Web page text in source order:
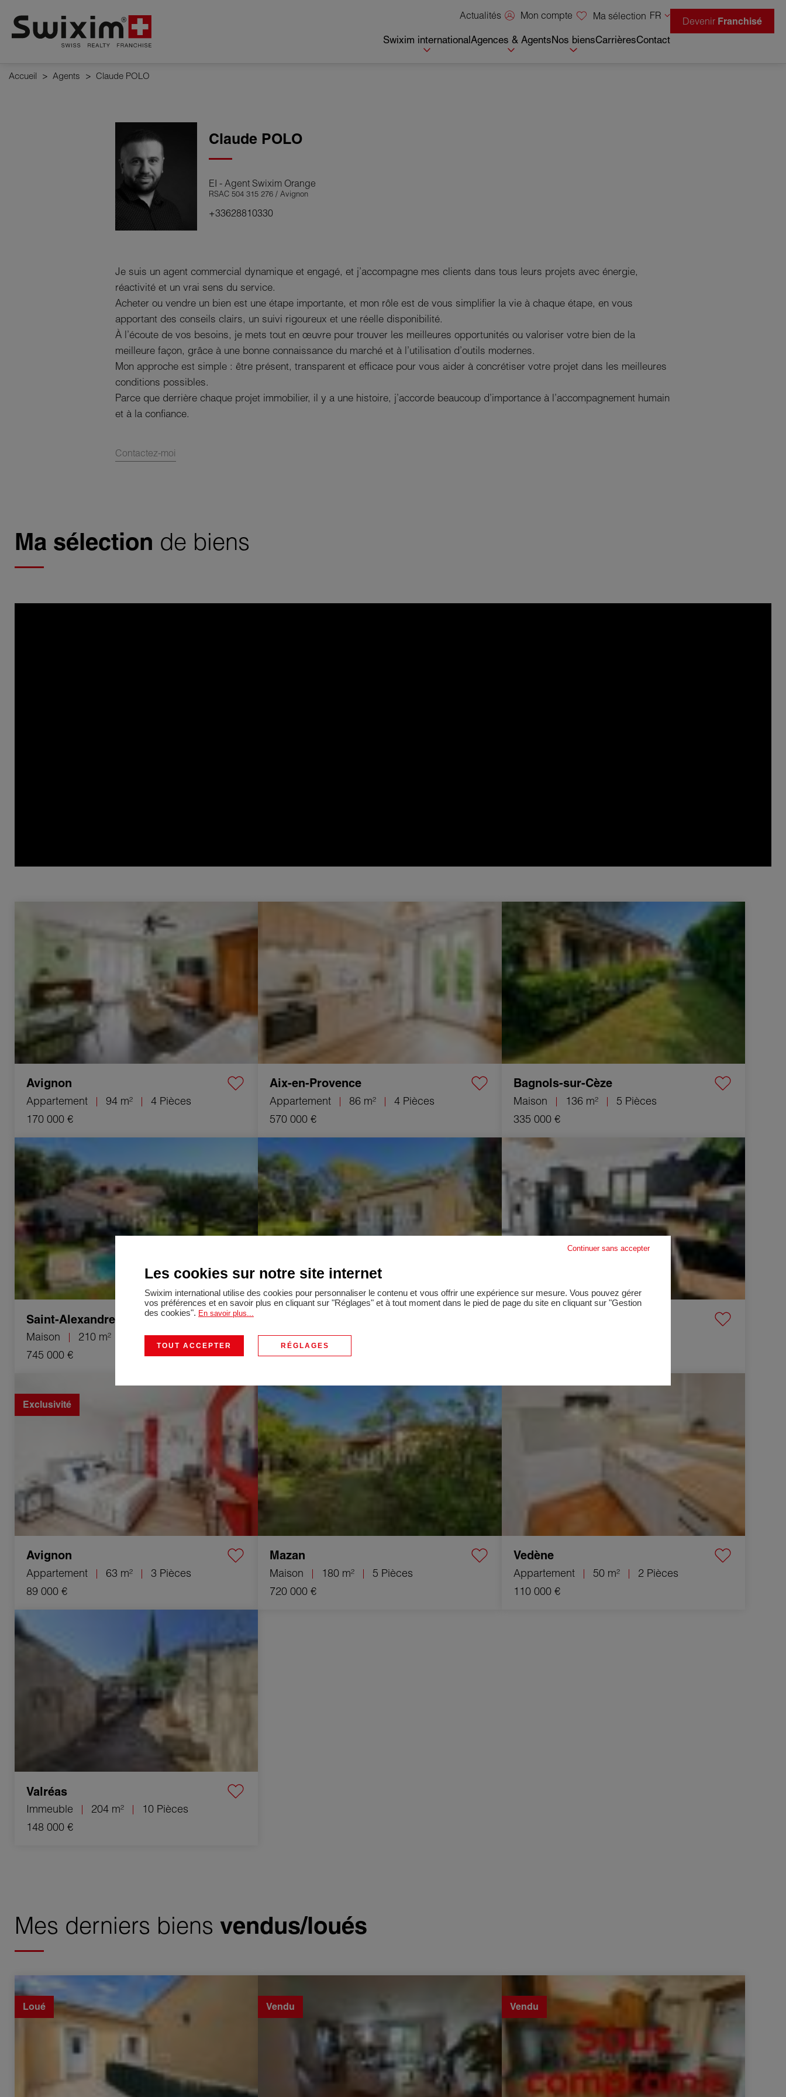
Actualités Mon compte Ma sélection FR
Swixim internationalAgences & AgentsNos biensCarrièresContact
Devenir Franchisé
Accueil > Agents > Claude POLO
Claude POLO
EI - Agent Swixim Orange
RSAC 504 315 276 / Avignon
+33628810330
Je suis un agent commercial dynamique et engagé, et j’accompagne mes clients dans tous leurs projets avec énergie,
réactivité et un vrai sens du service.
Acheter ou vendre un bien est une étape importante, et mon rôle est de vous simplifier la vie à chaque étape, en vous
apportant des conseils clairs, un suivi rigoureux et une réelle disponibilité.
À l’écoute de vos besoins, je mets tout en œuvre pour trouver les meilleures opportunités ou valoriser votre bien de la
meilleure façon, grâce à une bonne connaissance du marché et à l’utilisation d’outils modernes.
Mon approche est simple : être présent, transparent et efficace pour vous aider à concrétiser votre projet dans les meilleures
conditions possibles.
Parce que derrière chaque projet immobilier, il y a une histoire, j’accorde beaucoup d’importance à l’accompagnement humain
et à la confiance.
Contactez-moi
Ma sélection de biens
Avignon
Appartement 94 m²
4 Pièces
170 000 €
Aix-en-Provence
Appartement 86 m²
4 Pièces
570 000 €
Vente Maison Bagnols-sur-Cèze 5 Pièces 136 m²
Bagnols-sur-Cèze
Maison 136 m²
5 Pièces
335 000 €
Vente Maison Saint-Alexandre 7 Pièces 210 m²
Saint-Alexandre
Maison 210 m²
7 Pièces
745 000 €
Maison 170 m²
560 000 €
Vente Maison Camaret-sur-Aigues 5 Pièces 97 m²
Exclusivité
Avignon
Appartement 63 m²
3 Pièces
89 000 €
Mazan
Maison 180 m²
5 Pièces
720 000 €
Vedène
Appartement 50 m²
2 Pièces
110 000 €
Vente Immeuble Valréas 10 Pièces 204 m²
Valréas
Immeuble 204 m²
10 Pièces
148 000 €
Mes derniers biens vendus/loués
Location Studio Orange 1 pièce 22.08 m²
Loué Vendu
Vente Maison de ville Bagnols-sur-Cèze 3 Pièces 68.43 m²
Vendu
Continuer sans accepter
Les cookies sur notre site internet
Swixim international utilise des cookies pour personnaliser le contenu et vous offrir une expérience sur mesure. Vous pouvez gérer
vos préférences et en savoir plus en cliquant sur "Réglages" et à tout moment dans le pied de page du site en cliquant sur "Gestion
des cookies". En savoir plus...
TOUT ACCEPTER RÉGLAGES